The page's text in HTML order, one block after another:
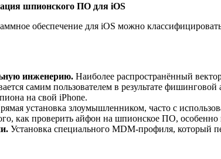
шпионского ПО для iOS
обеспечение для iOS можно
инженерию. Наиболее распространённый
самим пользователем в результате
на свой iPhone.
установка злоумышленником, часто с
как проверить айфон на шпионское ПО,
Установка специального MDM-профиля, который